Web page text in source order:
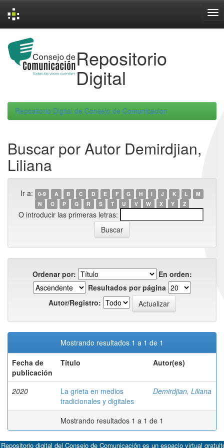
navigation
Repositorio
Digital
Repositorio Digital de Consejo de Comunicacion
Buscar por Autor Demirdjian,
Liliana
Ir a: 0-9 A B C D E F G H I J K L
M
N
O P Q R S T U V W X Y Z
O introducir las primeras letras:
Ordenar por:
En orden:
Resultados por página
Autor/Registro:
Mostrando resultados 1 a 1 de 1
Fecha de
publicación
Título Autor(es)
2020
La grieta en medios
tradicionales y digitales
Demirdjian, Liliana
Mostrando resultados 1 a 1 de 1
digital del Consejo de Comunicación es un espacio virtual